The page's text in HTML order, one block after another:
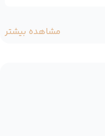
مشاهده بیشتر